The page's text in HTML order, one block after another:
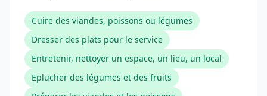
Cuire des viandes, poissons ou légumes
Dresser des plats pour le service
Entretenir, nettoyer un espace, un lieu, un local
Eplucher des légumes et des fruits